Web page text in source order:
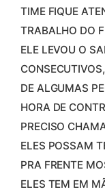
TIME FIQUE
TRABALHO DO
ELE LEVOU O
DE ALGUMAS
HORA DE
PRECISO
ELES POSSAM
PRA FRENTE
ELES TEM EM